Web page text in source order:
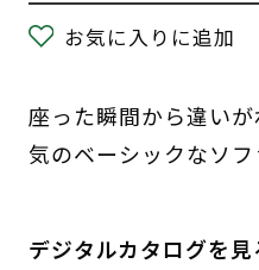
お気に入りに追加
座った瞬間から違い
気のベーシックなソフ
デジタルカタログを見